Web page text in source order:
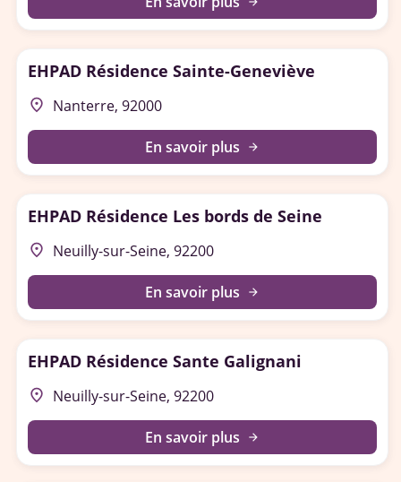
EHPAD Résidence Sainte-Geneviève
place Nanterre, 92000
En savoir plus arrow_forward
EHPAD Résidence Les bords de Seine
place Neuilly-sur-Seine, 92200
En savoir plus arrow_forward
EHPAD Résidence Sante Galignani
place Neuilly-sur-Seine, 92200
En savoir plus arrow_forward